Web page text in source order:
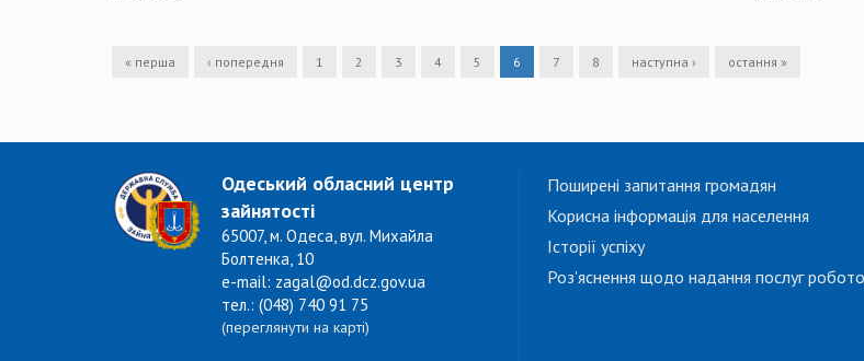
« перша ‹ попередня 1 2 3 4 5 6 7 8 наступна › остання »
Одеський обласний центр
зайнятості
65007, м. Одеса, вул. Михайла
Болтенка, 10
e-mail: zagal@od.dcz.gov.ua
тел.: (048) 740 91 75
(переглянути на карті)
Поширені запитання громадян
Корисна інформація для населення
Історії успіху
Роз'яснення щодо надання послуг